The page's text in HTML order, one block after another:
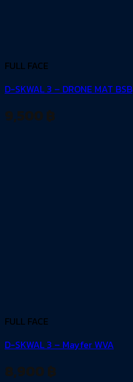
FULL FACE
D-SKWAL 3 – DRONE MAT BSB
9,500 ฿
FULL FACE
D-SKWAL 3 – Mayfer WVA
8,900 ฿